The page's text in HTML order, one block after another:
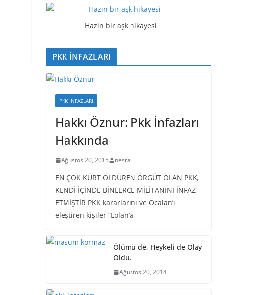
t
ı
Hazin bir aşk hikayesi
PKK İNFAZLARI
PKK İNFAZLARI
Hakkı Öznur: Pkk İnfazları
Hakkında
Ağustos 20, 2015 nesra
EN ÇOK KÜRT ÖLDÜREN ÖRGÜT OLAN PKK,
KENDİ İÇİNDE BİNLERCE MİLİTANINI İNFAZ
ETMİŞTİR PKK kararlarını ve Öcalan’ı
eleştiren kişiler “Lolan’a
Ölümü de, Heykeli de Olay
Oldu.
Ağustos 20, 2014